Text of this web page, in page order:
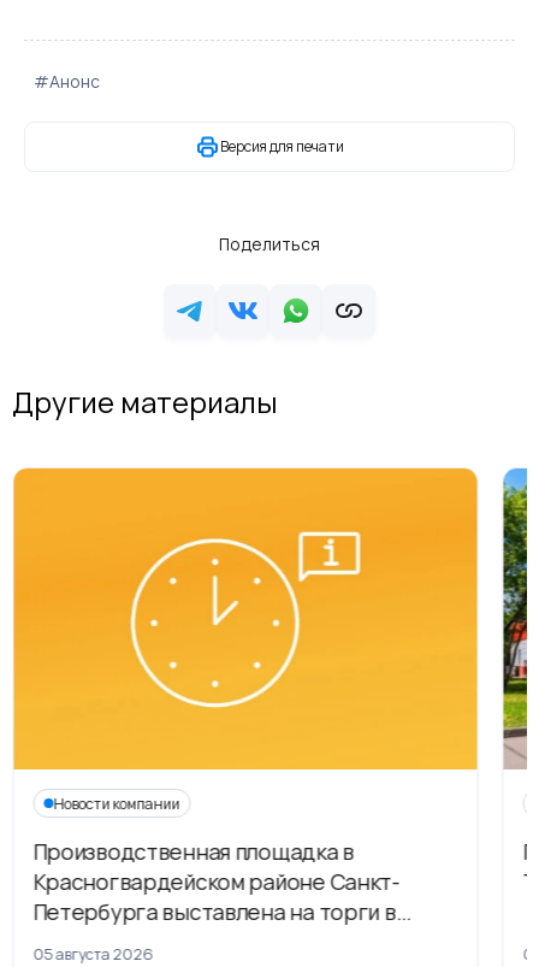
#Анонс
Версия для печати
Поделиться
Другие материалы
Новости компании
Производственная площадка в
Красногвардейском районе Санкт-
Петербурга выставлена на торги в
рамках приватизации
05 августа 2026